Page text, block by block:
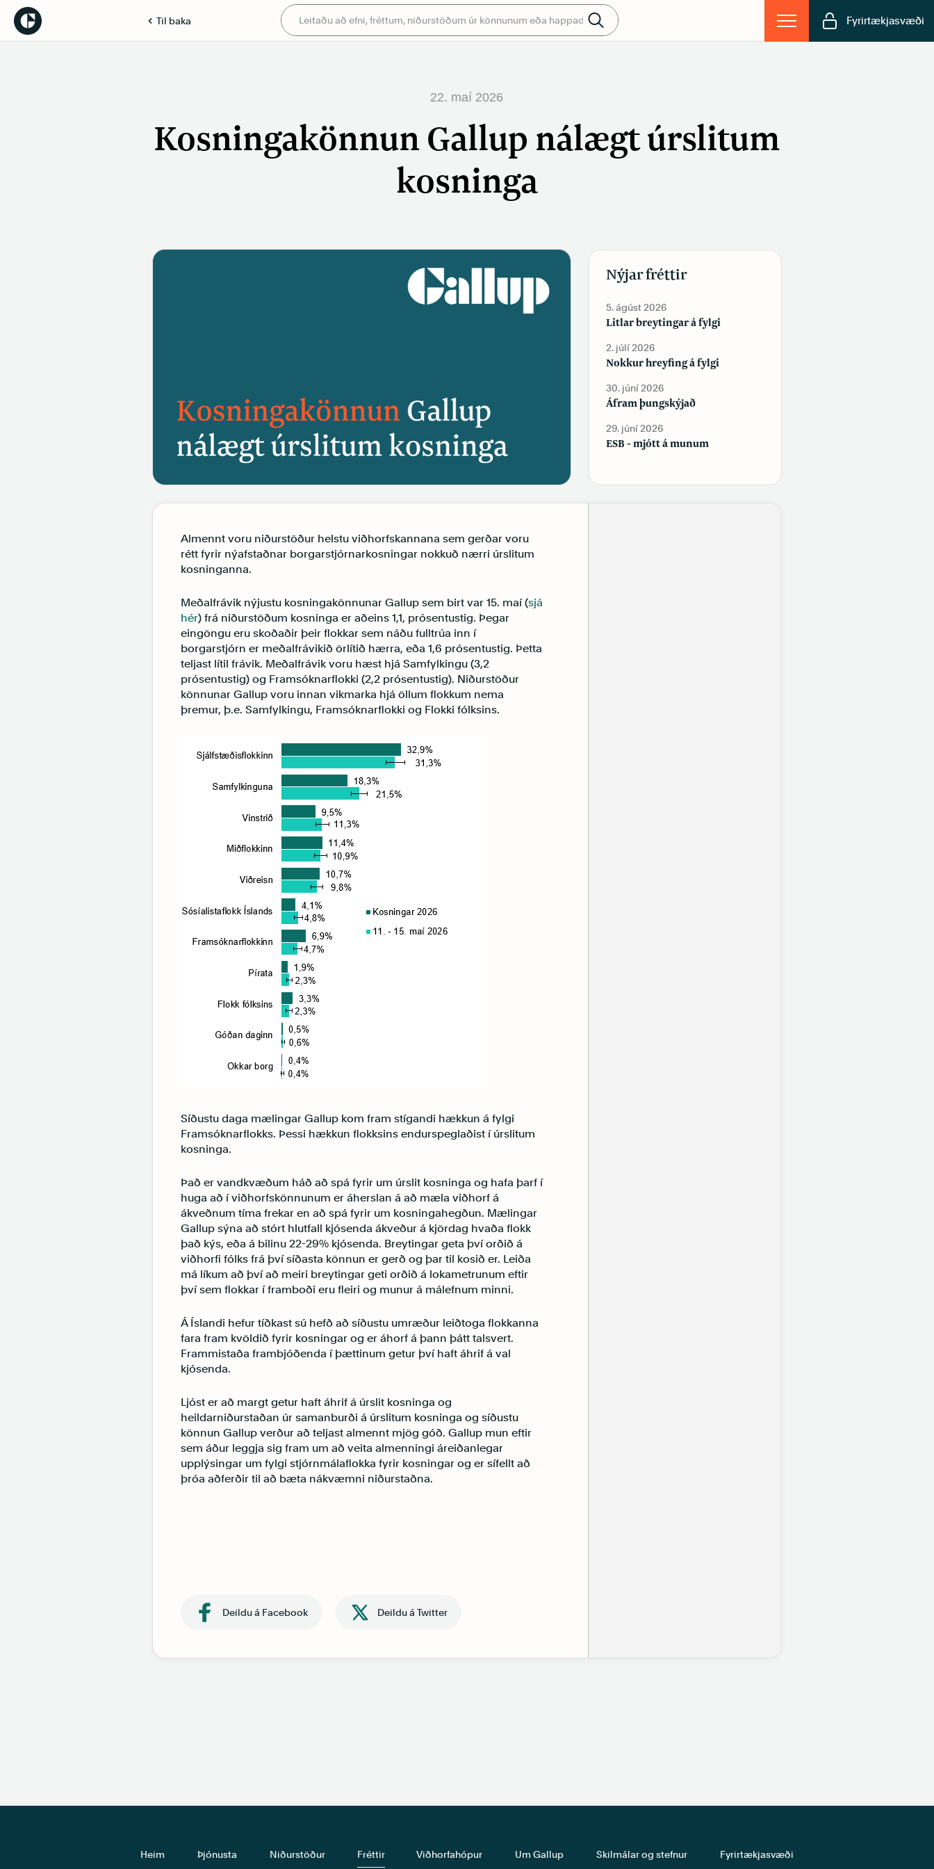
Til baka Fyrirtækjasvæði
22. maí 2026
Kosningakönnun Gallup nálægt úrslitum
kosninga
Nýjar fréttir
5. ágúst 2026
Litlar breytingar á fylgi
2. júlí 2026
Nokkur hreyfing á fylgi
30. júní 2026
Áfram þungskýjað
29. júní 2026
ESB - mjótt á munum
Almennt voru niðurstöður helstu viðhorfskannana sem gerðar voru
rétt fyrir nýafstaðnar borgarstjórnarkosningar nokkuð nærri úrslitum
kosninganna.
Meðalfrávik nýjustu kosningakönnunar Gallup sem birt var 15. maí (sjá
hér) frá niðurstöðum kosninga er aðeins 1,1, prósentustig. Þegar
eingöngu eru skoðaðir þeir flokkar sem náðu fulltrúa inn í
borgarstjórn er meðalfrávikið örlítið hærra, eða 1,6 prósentustig. Þetta
teljast lítil frávik. Meðalfrávik voru hæst hjá Samfylkingu (3,2
prósentustig) og Framsóknarflokki (2,2 prósentustig). Niðurstöður
könnunar Gallup voru innan vikmarka hjá öllum flokkum nema
þremur, þ.e. Samfylkingu, Framsóknarflokki og Flokki fólksins.
Síðustu daga mælingar Gallup kom fram stígandi hækkun á fylgi
Framsóknarflokks. Þessi hækkun flokksins endurspeglaðist í úrslitum
kosninga.
Það er vandkvæðum háð að spá fyrir um úrslit kosninga og hafa þarf í
huga að í viðhorfskönnunum er áherslan á að mæla viðhorf á
ákveðnum tíma frekar en að spá fyrir um kosningahegðun. Mælingar
Gallup sýna að stórt hlutfall kjósenda ákveður á kjördag hvaða flokk
það kýs, eða á bilinu 22-29% kjósenda. Breytingar geta því orðið á
viðhorfi fólks frá því síðasta könnun er gerð og þar til kosið er. Leiða
má líkum að því að meiri breytingar geti orðið á lokametrunum eftir
því sem flokkar í framboði eru fleiri og munur á málefnum minni.
Á Íslandi hefur tíðkast sú hefð að síðustu umræður leiðtoga flokkanna
fara fram kvöldið fyrir kosningar og er áhorf á þann þátt talsvert.
Frammistaða frambjóðenda í þættinum getur því haft áhrif á val
kjósenda.
Ljóst er að margt getur haft áhrif á úrslit kosninga og
heildarniðurstaðan úr samanburði á úrslitum kosninga og síðustu
könnun Gallup verður að teljast almennt mjög góð. Gallup mun eftir
sem áður leggja sig fram um að veita almenningi áreiðanlegar
upplýsingar um fylgi stjórnmálaflokka fyrir kosningar og er sífellt að
þróa aðferðir til að bæta nákvæmni niðurstaðna.
Deildu á Facebook Deildu á Twitter
Heim Þjónusta Niðurstöður Fréttir Viðhorfahópur Um Gallup Skilmálar og stefnur Fyrirtækjasvæði